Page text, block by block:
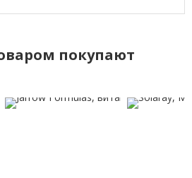
покупают